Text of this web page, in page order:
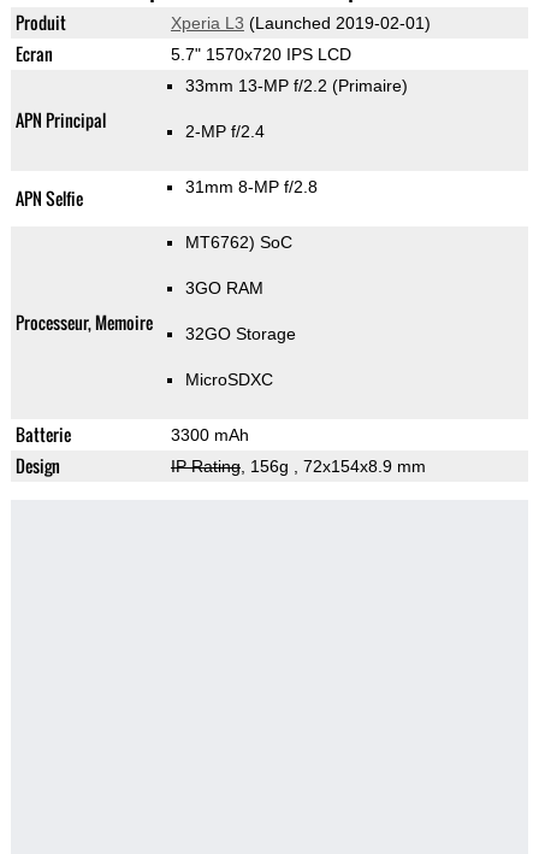
Produit Xperia L3 (Launched 2019-02-01)
Ecran 5.7" 1570x720 IPS LCD
APN Principal
33mm 13-MP f/2.2 (Primaire)
2-MP f/2.4
APN Selfie 31mm 8-MP f/2.8
Processeur, Memoire
MT6762) SoC
3GO RAM
32GO Storage
MicroSDXC
Batterie 3300 mAh
Design IP Rating, 156g , 72x154x8.9 mm